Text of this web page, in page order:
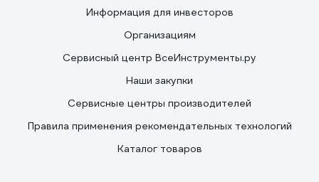
Информация для инвесторов
Организациям
Сервисный центр ВсеИнструменты.ру
Наши закупки
Сервисные центры производителей
Правила применения рекомендательных технологий
Каталог товаров